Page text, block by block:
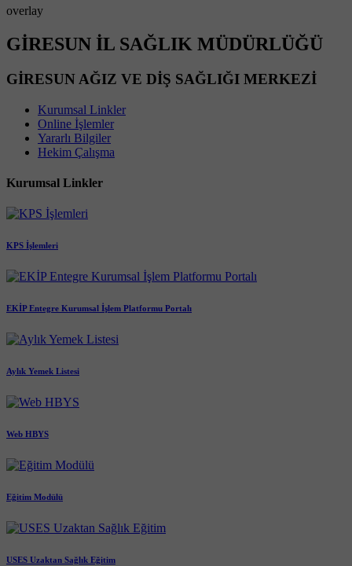
overlay
GİRESUN İL SAĞLIK MÜDÜRLÜĞÜ
GİRESUN AĞIZ VE DİŞ SAĞLIĞI MERKEZİ
Kurumsal Linkler
Online İşlemler
Yararlı Bilgiler
Hekim Çalışma
Kurumsal Linkler
KPS İşlemleri
EKİP Entegre Kurumsal İşlem Platformu Portalı
Aylık Yemek Listesi
Web HBYS
Eğitim Modülü
USES Uzaktan Sağlık Eğitim